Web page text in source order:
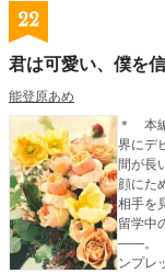
22
君は可愛い、僕を
能登原あめ
＊ 本編
界にデ
間が長いケ
顔にため息をつく。
相手を
留学中
――。 可愛いの基準は人それぞれ。 鏡を見ると、ついコ
ンプレ